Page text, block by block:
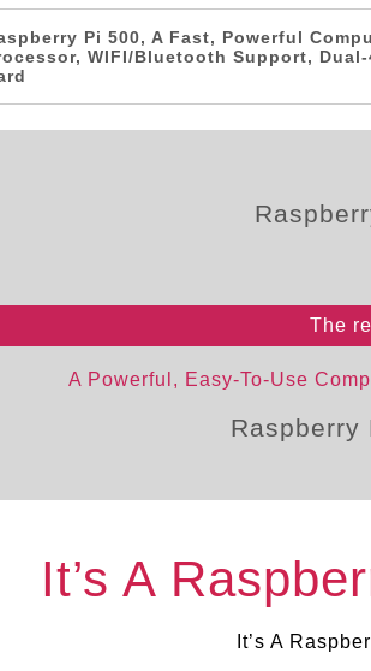
Pi 500, A Fast, Powerful
WIFI/Bluetooth Support,
The
A Powerful, Easy-To-Use
It’s A
It’s A